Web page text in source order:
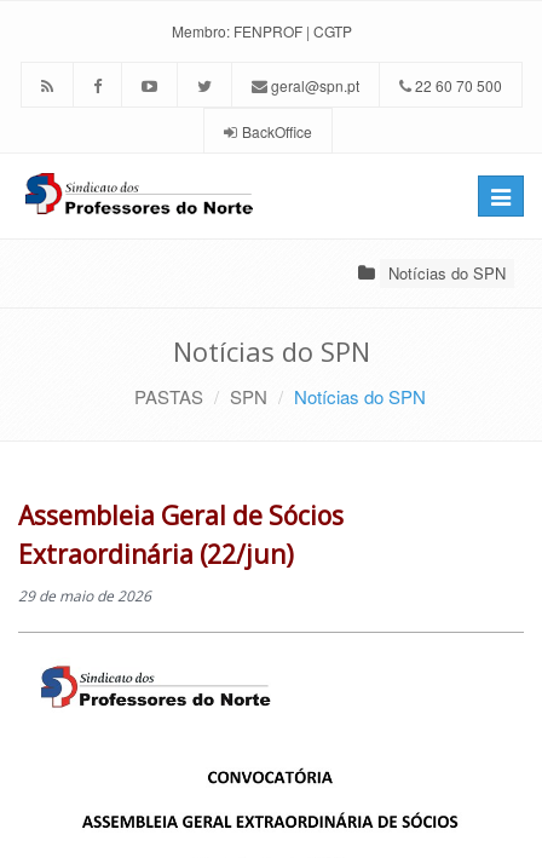
Membro: FENPROF | CGTP
geral@spn.pt 22 60 70 500
BackOffice
Toggle
Notícias do SPN
Notícias do SPN
PASTAS SPN Notícias do SPN
Assembleia Geral de Sócios
Extraordinária (22/jun)
29 de maio de 2026